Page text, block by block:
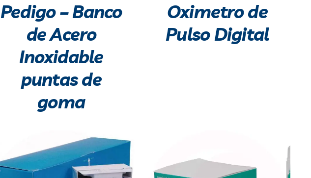
Pedigo – Banco
de Acero
Inoxidable
puntas de
goma
Oximetro de
Pulso Digital